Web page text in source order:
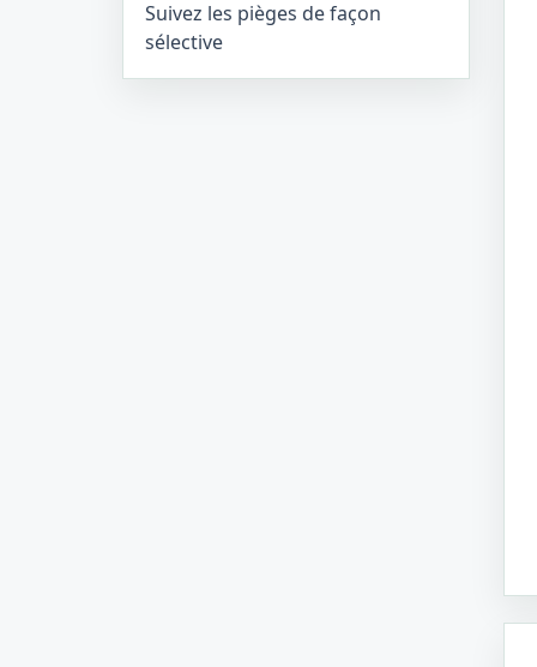
Suivez les pièges de façon
sélective